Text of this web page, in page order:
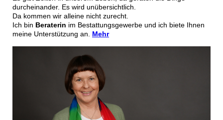
durcheinander. Es wird unübersichtlich.
Da kommen wir alleine nicht zurecht.
Ich bin Beraterin im Bestattungsgewerbe und ich biete Ihnen
meine Unterstützung an. Mehr